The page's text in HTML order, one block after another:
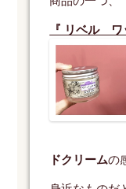
『 リベル ワ
ドクリームの